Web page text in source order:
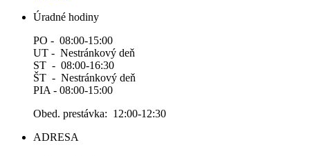
Úradné hodiny
PO - 08:00-15:00
UT - Nestránkový deň
ST - 08:00-16:30
ŠT - Nestránkový deň
PIA - 08:00-15:00
Obed. prestávka: 12:00-12:30
ADRESA